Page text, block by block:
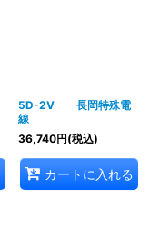
5D-2V 長岡特殊電
線
36,740円(税込)
カートに入れる